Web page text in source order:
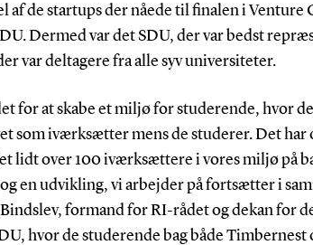
af de startups der nåede til finalen i Venture
Dermed var det SDU, der var bedst
var deltagere fra alle syv universiteter.
for at skabe et miljø for studerende, hvor
som iværksætter mens de studerer. Det har
lidt over 100 iværksættere i vores miljø på
en udvikling, vi arbejder på fortsætter i
formand for RI-rådet og dekan for
hvor de studerende bag både Timbernest